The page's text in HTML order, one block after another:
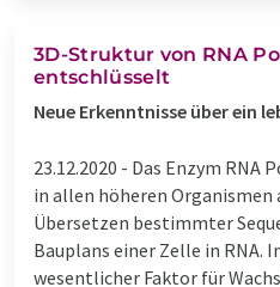
3D-Struktur von RNA
entschlüsselt
Neue Erkenntnisse über ein
23.12.2020 - Das Enzym RNA
in allen höheren Organismen
Übersetzen bestimmter
Bauplans einer Zelle in RNA.
wesentlicher Faktor für